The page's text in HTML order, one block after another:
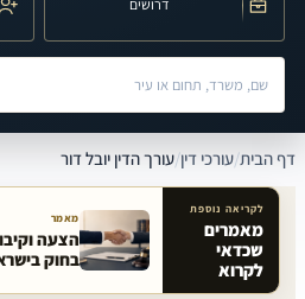
דרושים
חיפוש לפי שם, משרד, תחום משפט או עיר
דף הבית/עורכי דין/עורך הדין יובל דור
מאמרים קשורים באתר
לקריאה נוספת
מאמרים
שכדאי
לקרוא
מאמר
הצעה
בחוק